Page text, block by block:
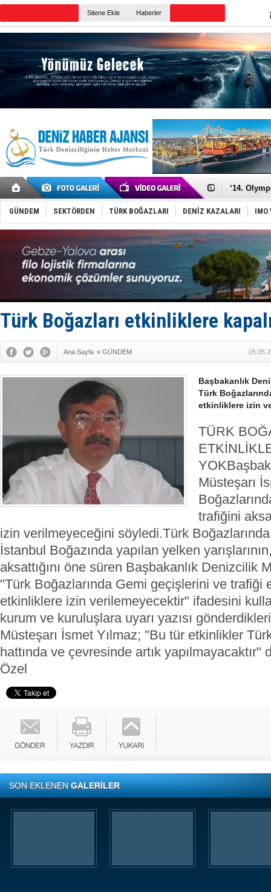
Sitene Ekle Haberler
Denizcilik
‘14.
Taksi
TÜRKLİM
SOCAR da
D-Marin,
Van’da
TAYK -
GÜNDEM SEKTÖRDEN TÜRK BOĞAZLARI DENİZ KAZALARI IMO
Türk Boğazları etkinliklere
Ana Sayfa » GÜNDEM
Başbakanlık
Türk
etkinliklere izin
TÜRK
YOK
Müsteşarı
trafiğini
izin verilmeyeceğini söyledi.Türk
İstanbul Boğazında yapılan yelken
aksattığını öne süren Başbakanlık Denizcilik
"Türk Boğazlarında Gemi geçişlerini ve trafiği
etkinliklere izin verilemeyecektir" ifadesini
kurum ve kuruluşlara uyarı yazısı
Müsteşarı İsmet Yılmaz; "Bu tür etkinlikler
hattında ve çevresinde artık yapılmayacaktır"
Özel
SON EKLENENGALERİLER